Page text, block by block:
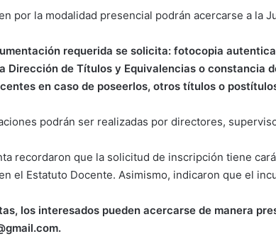
por la modalidad presencial podrán acercarse a la
requerida se solicita: fotocopia
Dirección de Títulos y Equivalencias o constancia
en caso de poseerlos, otros títulos o
podrán ser realizadas por directores,
recordaron que la solicitud de inscripción tiene
el Estatuto Docente. Asimismo, indicaron que el
los interesados pueden acercarse de manera